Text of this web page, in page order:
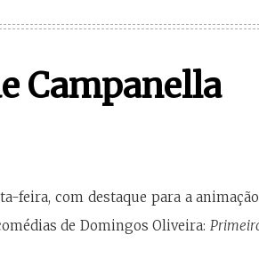
Campanella
feira, com destaque para a
de Domingos Oliveira: